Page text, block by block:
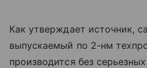
Как утверждает источник,
выпускаемый по 2-нм
производится без